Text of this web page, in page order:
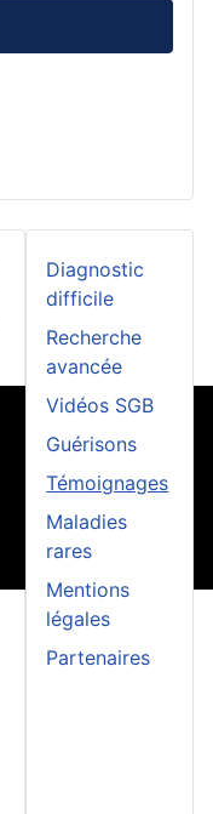
Diagnostic
difficile
Recherche
avancée
Vidéos SGB
Guérisons
Témoignages
Maladies
rares
Mentions
légales
Partenaires